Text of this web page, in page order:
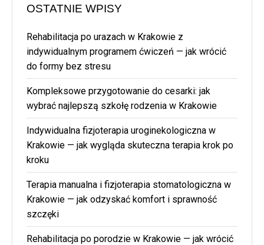
OSTATNIE WPISY
Rehabilitacja po urazach w Krakowie z
indywidualnym programem ćwiczeń — jak wrócić
do formy bez stresu
Kompleksowe przygotowanie do cesarki: jak
wybrać najlepszą szkołę rodzenia w Krakowie
Indywidualna fizjoterapia uroginekologiczna w
Krakowie — jak wygląda skuteczna terapia krok po
kroku
Terapia manualna i fizjoterapia stomatologiczna w
Krakowie — jak odzyskać komfort i sprawność
szczęki
Rehabilitacja po porodzie w Krakowie — jak wrócić